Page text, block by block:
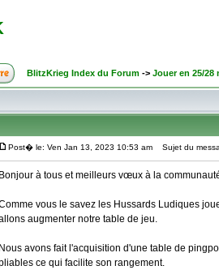
BlitzKrieg Index du Forum -> Jouer en 25/28
Post� le: Ven Jan 13, 2023 10:53 am Sujet du
Bonjour à tous et meilleurs vœux à la
vous le savez les Hussards Ludiques
augmenter notre table de jeu.
Nous avons fait l'acquisition d'une table de
ce qui facilite son rangement.